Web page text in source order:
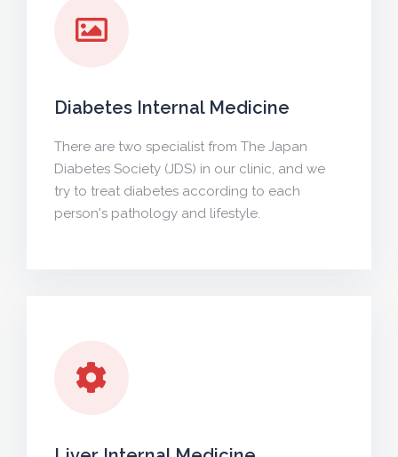
Diabetes Internal Medicine
There are two specialist from The Japan
Diabetes Society (JDS) in our clinic, and we
try to treat diabetes according to each
person's pathology and lifestyle.